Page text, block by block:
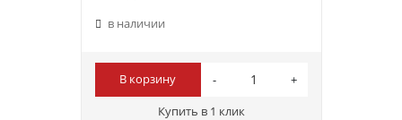
в наличии
В корзину
Купить в 1 клик